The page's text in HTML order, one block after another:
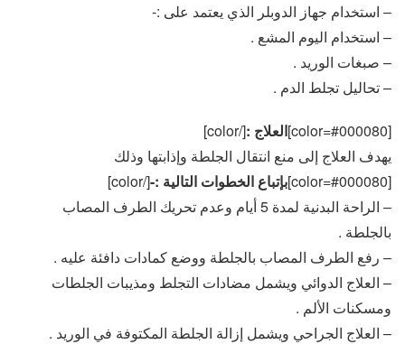
– استخدام جهاز الدوبلر الذي يعتمد على :-
– استخدام اليوم المشع .
– صبغات الوريد .
– تحاليل تجلط الدم .
[color=#000080] العلاج :[/color]
يهدف العلاج إلى منع انتقال الجلطة وإذابتها وذلك
[color=#000080]
بإتباع الخطوات التالية :-[/color]
– الراحة البدنية لمدة 5 أيام وعدم تحريك الطرف المصاب
بالجلطة .
– رفع الطرف المصاب بالجلطة ووضع كمادات دافئة عليه .
– العلاج الدوائي ويشمل مضادات التجلط ومذيبات الجلطات
ومسكنات الألم .
– العلاج الجراحي ويشمل إزالة الجلطة المكتوفة في الوريد .